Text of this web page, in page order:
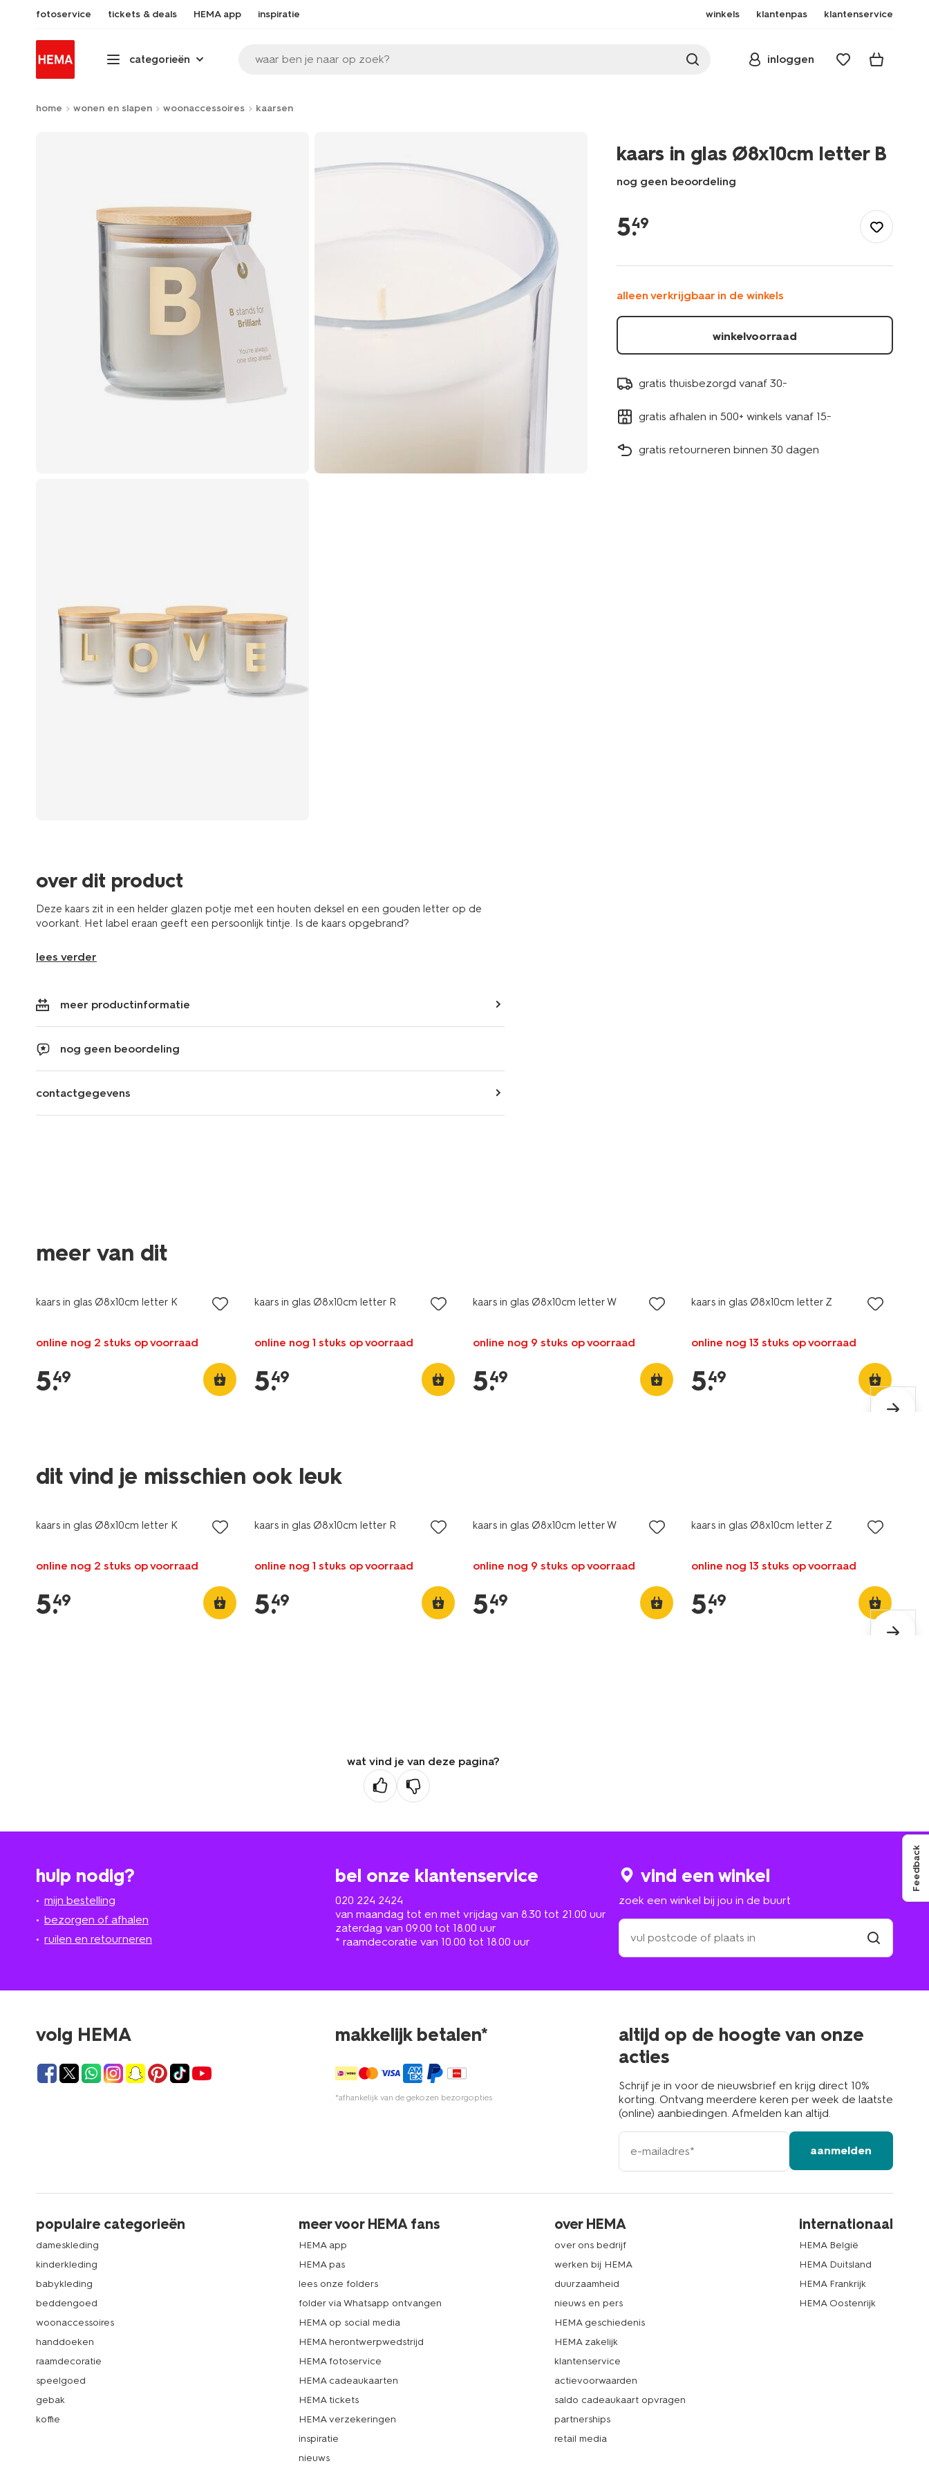
fotoservice tickets & deals HEMA app inspiratie winkels klantenpas klantenservice
categorieën waar ben je naar op zoek? inloggen
home wonen en slapen woonaccessoires kaarsen
over dit product
Deze kaars zit in een helder glazen potje met een houten deksel en een gouden letter op de
voorkant. Het label eraan geeft een persoonlijk tintje. Is de kaars opgebrand?
lees verder
meer productinformatie
nog geen beoordeling
contactgegevens
kaars in glas Ø8x10cm letter B
nog geen beoordeling
in-
61100401.html
5.
49
alleen verkrijgbaar in de winkels
winkelvoorraad
gratis thuisbezorgd vanaf 30.-
gratis afhalen in 500+ winkels vanaf 15.-
gratis retourneren binnen 30 dagen
meer van dit
kaars in glas Ø8x10cm letter K
online nog 2 stuks op voorraad
5.
49
kaars in glas Ø8x10cm letter R
online nog 1 stuks op voorraad
5.
49
kaars in glas Ø8x10cm letter W
online nog 9 stuks op voorraad
5.
49
kaars in glas Ø8x10cm letter Z
online nog 13 stuks op voorraad
5.
49
dit vind je misschien ook leuk
kaars in glas Ø8x10cm letter K
online nog 2 stuks op voorraad
5.
49
kaars in glas Ø8x10cm letter R
online nog 1 stuks op voorraad
5.
49
kaars in glas Ø8x10cm letter W
online nog 9 stuks op voorraad
5.
49
kaars in glas Ø8x10cm letter Z
online nog 13 stuks op voorraad
5.
49
wat vind je van deze pagina?
hulp nodig?
mijn bestelling
bezorgen of afhalen
ruilen en retourneren
bel onze klantenservice
020 224 2424
van maandag tot en met vrijdag van 8.30 tot 21.00 uur
zaterdag van 09.00 tot 18.00 uur
* raamdecoratie van 10.00 tot 18.00 uur
vind een winkel
zoek een winkel bij jou in de buurt
zoek
een
winkel
in
volg HEMA makkelijk betalen*
*afhankelijk van de gekozen bezorgopties
altijd op de hoogte van onze
acties
Schrijf je in voor de nieuwsbrief en krijg direct 10%
korting. Ontvang meerdere keren per week de laatste
(online) aanbiedingen. Afmelden kan altijd.
e-
mailadres
aanmelden
populaire categorieën
dameskleding
kinderkleding
babykleding
beddengoed
woonaccessoires
handdoeken
raamdecoratie
speelgoed
gebak
koffie
meer voor HEMA fans
HEMA app
HEMA pas
lees onze folders
folder via Whatsapp ontvangen
HEMA op social media
HEMA herontwerpwedstrijd
HEMA fotoservice
HEMA cadeaukaarten
HEMA tickets
HEMA verzekeringen
inspiratie
nieuws
over HEMA
over ons bedrijf
werken bij HEMA
duurzaamheid
nieuws en pers
HEMA geschiedenis
HEMA zakelijk
klantenservice
actievoorwaarden
saldo cadeaukaart opvragen
partnerships
retail media
internationaal
HEMA België
HEMA Duitsland
HEMA Frankrijk
HEMA Oostenrijk
Feedback